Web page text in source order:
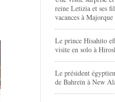
reine Letizia et ses
vacances à Majorque
Le prince Hisahito
visite en solo à
Le président
de Bahreïn à New